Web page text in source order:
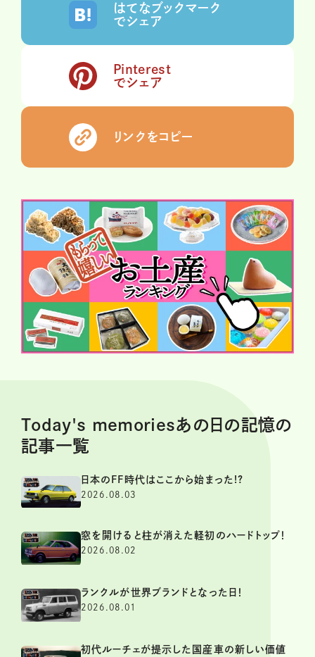
はてなブックマーク
でシェア
Pinterest
でシェア
リンクをコピー
Today's memoriesあの日の記憶の
記事一覧
日本のFF時代はここから始まった!?
2026.08.03
窓を開けると柱が消えた軽初のハードトップ！
2026.08.02
ランクルが世界ブランドとなった日！
2026.08.01
初代ルーチェが提示した国産車の新しい価値